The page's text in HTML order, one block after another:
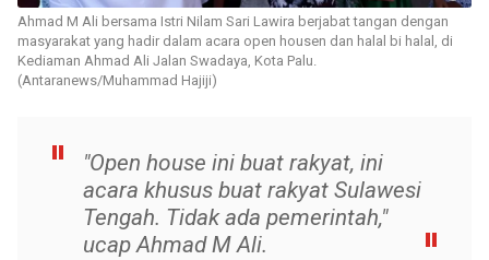
Ahmad M Ali bersama Istri Nilam Sari Lawira berjabat tangan dengan
masyarakat yang hadir dalam acara open housen dan halal bi halal, di
Kediaman Ahmad Ali Jalan Swadaya, Kota Palu.
(Antaranews/Muhammad Hajiji)
"Open house ini buat rakyat, ini
acara khusus buat rakyat Sulawesi
Tengah. Tidak ada pemerintah,"
ucap Ahmad M Ali.